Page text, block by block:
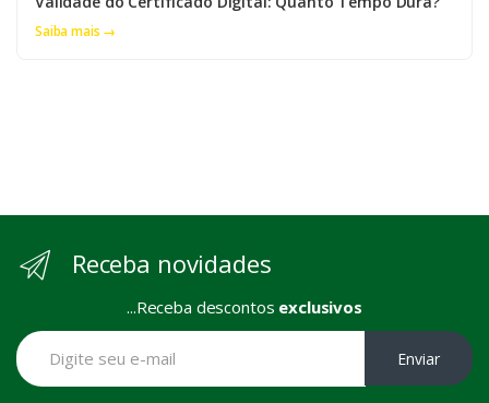
Saiba mais →
Receba novidades
...Receba descontos exclusivos
Enviar